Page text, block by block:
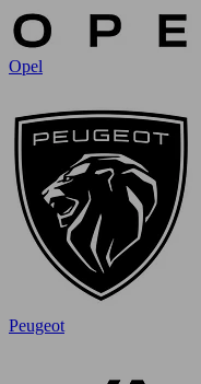
Opel
Peugeot